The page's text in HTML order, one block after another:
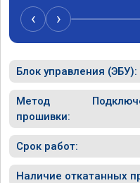
‹ ›
Блок управления (ЭБУ):
Метод
прошивки:
Срок работ:
Наличие откатанных